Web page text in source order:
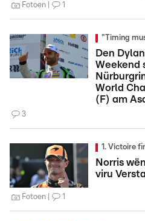
Fotoen 1
"Timing
Den
Weekend
World
(F) am
3
1. Victoire
Norris
viru
Fotoen 1